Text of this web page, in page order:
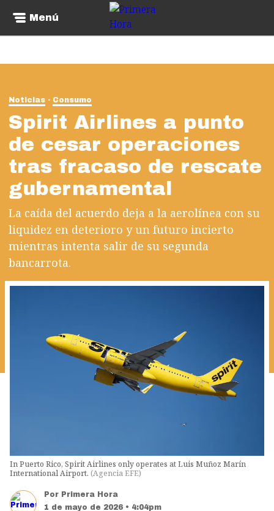
Menú
Noticias Consumo
Spirit Airlines a punto
de cesar operaciones
tras fracaso de rescate
gubernamental
La caída del acuerdo deja a la aerolínea con su
liquidez en deterioro y un futuro incierto
mientras intenta salir de su segunda
bancarrota.
In Puerto Rico, Spirit Airlines only operates at Luis Muñoz Marín
International Airport. (Agencia EFE)
Por Primera Hora
1 de mayo de 2026 • 4:04pm